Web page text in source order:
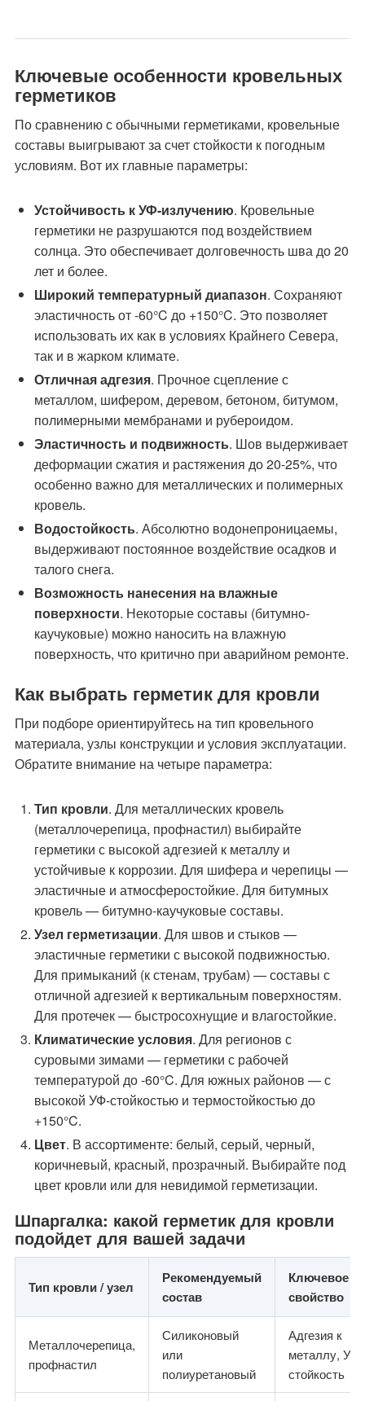
Ключевые особенности кровельных
герметиков
По сравнению с обычными герметиками, кровельные
составы выигрывают за счет стойкости к погодным
условиям. Вот их главные параметры:
Устойчивость к УФ-излучению. Кровельные
герметики не разрушаются под воздействием
солнца. Это обеспечивает долговечность шва до 20
лет и более.
Широкий температурный диапазон. Сохраняют
эластичность от -60°C до +150°C. Это позволяет
использовать их как в условиях Крайнего Севера,
так и в жарком климате.
Отличная адгезия. Прочное сцепление с
металлом, шифером, деревом, бетоном, битумом,
полимерными мембранами и рубероидом.
Эластичность и подвижность. Шов выдерживает
деформации сжатия и растяжения до 20-25%, что
особенно важно для металлических и полимерных
кровель.
Водостойкость. Абсолютно водонепроницаемы,
выдерживают постоянное воздействие осадков и
талого снега.
Возможность нанесения на влажные
поверхности. Некоторые составы (битумно-
каучуковые) можно наносить на влажную
поверхность, что критично при аварийном ремонте.
Как выбрать герметик для кровли
При подборе ориентируйтесь на тип кровельного
материала, узлы конструкции и условия эксплуатации.
Обратите внимание на четыре параметра:
Тип кровли. Для металлических кровель
(металлочерепица, профнастил) выбирайте
герметики с высокой адгезией к металлу и
устойчивые к коррозии. Для шифера и черепицы —
эластичные и атмосферостойкие. Для битумных
кровель — битумно-каучуковые составы.
Узел герметизации. Для швов и стыков —
эластичные герметики с высокой подвижностью.
Для примыканий (к стенам, трубам) — составы с
отличной адгезией к вертикальным поверхностям.
Для протечек — быстросохнущие и влагостойкие.
Климатические условия. Для регионов с
суровыми зимами — герметики с рабочей
температурой до -60°C. Для южных районов — с
высокой УФ-стойкостью и термостойкостью до
+150°C.
Цвет. В ассортименте: белый, серый, черный,
коричневый, красный, прозрачный. Выбирайте под
цвет кровли или для невидимой герметизации.
Шпаргалка: какой герметик для кровли
подойдет для вашей задачи
Тип кровли / узел
Рекомендуемый
состав
Ключевое
свойство
Металлочерепица,
профнастил
Силиконовый
или
полиуретановый
Адгезия к
металлу, УФ-
стойкость